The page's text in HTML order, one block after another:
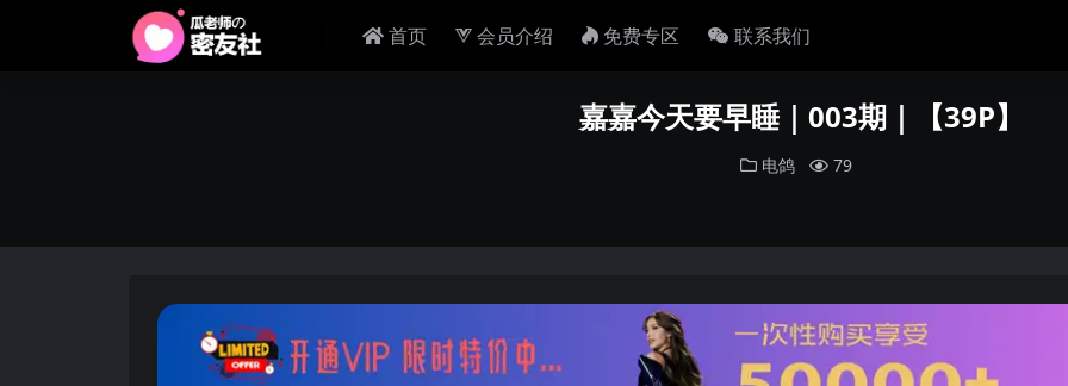
首页 会员介绍 免费专区 联系我们
嘉嘉今天要早睡｜003期｜【39P】
电鸽 79